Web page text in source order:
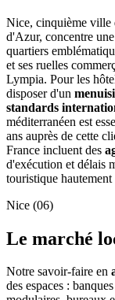
Nice, cinquième ville
d'Azur, concentre
quartiers
et ses ruelles
Lympia. Pour les
disposer d'un
standards
méditerranéen est
ans auprès de cette
France incluent des
d'exécution et délais
touristique
Nice (06)
Le marché
Notre savoir-faire en
des espaces :